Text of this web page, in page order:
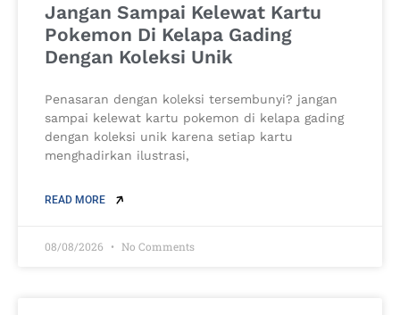
Jangan Sampai Kelewat Kartu
Pokemon Di Kelapa Gading
Dengan Koleksi Unik
Penasaran dengan koleksi tersembunyi? jangan
sampai kelewat kartu pokemon di kelapa gading
dengan koleksi unik karena setiap kartu
menghadirkan ilustrasi,
READ MORE
08/08/2026 No Comments